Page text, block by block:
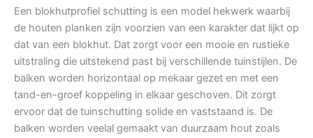
Een blokhutprofiel schutting is een model hekwerk waarbij
de houten planken zijn voorzien van een karakter dat lijkt op
dat van een blokhut. Dat zorgt voor een mooie en rustieke
uitstraling die uitstekend past bij verschillende tuinstijlen. De
balken worden horizontaal op mekaar gezet en met een
tand-en-groef koppeling in elkaar geschoven. Dit zorgt
ervoor dat de tuinschutting solide en vaststaand is. De
balken worden veelal gemaakt van duurzaam hout zoals